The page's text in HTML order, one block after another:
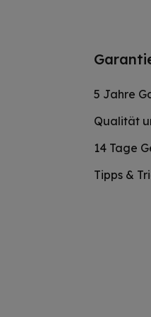
5 Jahre
Qualität
14 Tage
Tipps &